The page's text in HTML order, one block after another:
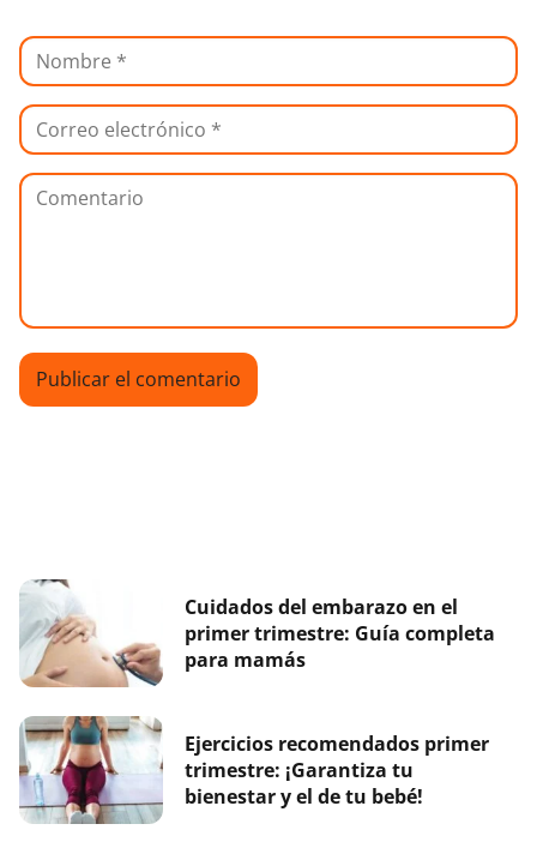
Cuidados del embarazo en el
primer trimestre: Guía completa
para mamás
Ejercicios recomendados primer
trimestre: ¡Garantiza tu
bienestar y el de tu bebé!